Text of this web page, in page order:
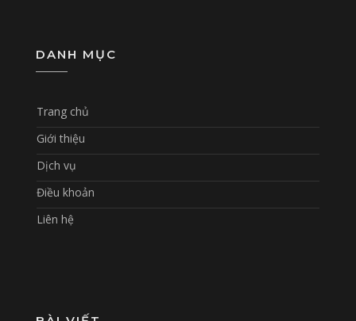
DANH MỤC
Trang chủ
Giới thiệu
Dịch vụ
Điều khoản
Liên hệ